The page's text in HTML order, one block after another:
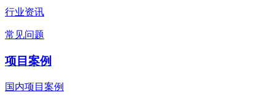
行业资讯
常见问题
项目案例
国内项目案例